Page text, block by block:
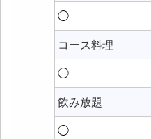
◯
コース料理
◯
飲み放題
◯